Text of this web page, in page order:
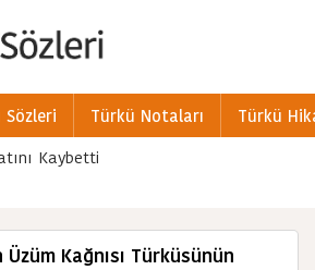
Sözleri Türkü Notaları
Türkü
Kaybetti
Kağnısı Türküsünün